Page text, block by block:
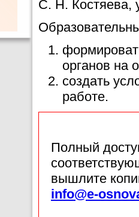
С. Н. Костяева,
органов на
создать
работе.
Полный
вышлите
info@e-